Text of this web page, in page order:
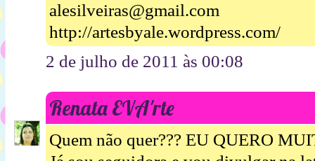
alesilveiras@gmail.com
http://artesbyale.wordpress.com/
2 de julho de 2011 às 00:08
Renata EVA'rte
Quem não quer??? EU QUERO